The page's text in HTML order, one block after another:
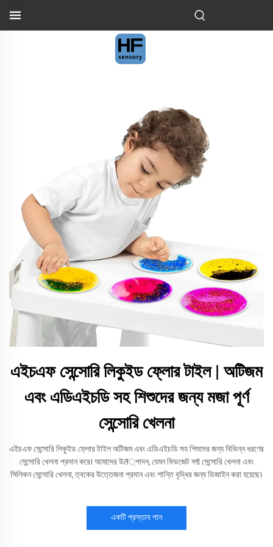
এইচএফ সেন্সোরি লিকুইড ফ্লোর টাইল | অটিজম
এবং এডিএইচডি সহ শিশুদের জন্য মজা পূর্ণ
সেন্সোরি খেলনা
এইচএফ সেন্সোরি লিকুইড ফ্লোর টাইল অটিজম এবং এডিএইচডি সহ শিশুদের জন্য বিভিন্ন ধরণের
সেন্সোরি খেলনা প্রদান করে। আমাদের উत্পাদন, যেমন ফিডজেট সফ্ট সেন্সোরি খেলনা এবং
সিলিকন সেন্সোরি খেলনা, ত্বকের উত্তেজনা প্রদান এবং শান্তি বৃদ্ধির জন্য ডিজাইন করা হয়েছে।
একটি প্রস্তাব পান